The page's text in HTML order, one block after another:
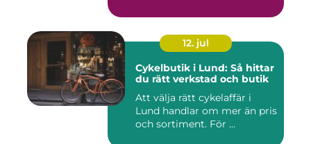
12. jul
Cykelbutik i Lund: Så hittar
du rätt verkstad och butik
Att välja rätt cykelaffär i
Lund handlar om mer än pris
och sortiment. För ...